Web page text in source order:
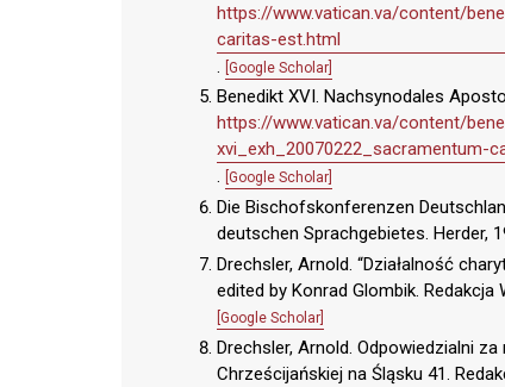
https://www.vatican.va/content/
caritas-est.html
[Google Scholar]
Benedikt XVI. Nachsynodales
https://www.vatican.va/content/
xvi_exh_20070222_sacramentum-
. [Google Scholar]
Die Bischofskonferenzen
deutschen Sprachgebietes. Herder,
Drechsler, Arnold. “Działalność
edited by Konrad Glombik.
[Google Scholar]
Drechsler, Arnold. Odpowiedzialni
Chrześcijańskiej na Śląsku 41.